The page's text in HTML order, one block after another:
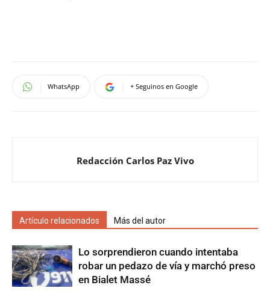
WhatsApp + Seguinos en Google
Redacción Carlos Paz Vivo
Artículo relacionados Más del autor
Lo sorprendieron cuando intentaba
robar un pedazo de vía y marchó preso
en Bialet Massé